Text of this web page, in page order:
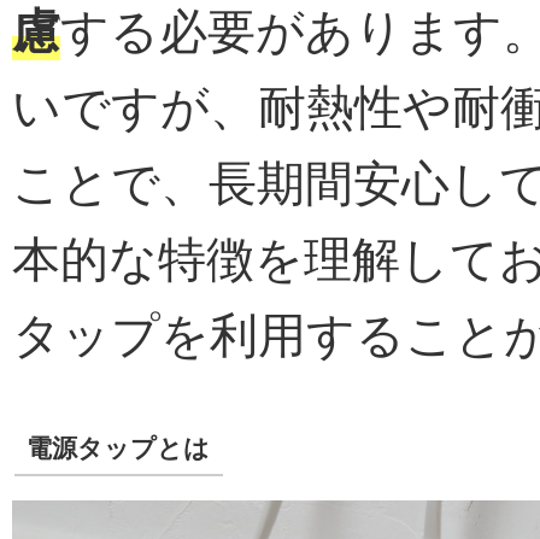
慮する必要があります
いですが、耐熱性や耐
ことで、長期間安心し
本的な特徴を理解して
タップを利用すること
電源タップとは